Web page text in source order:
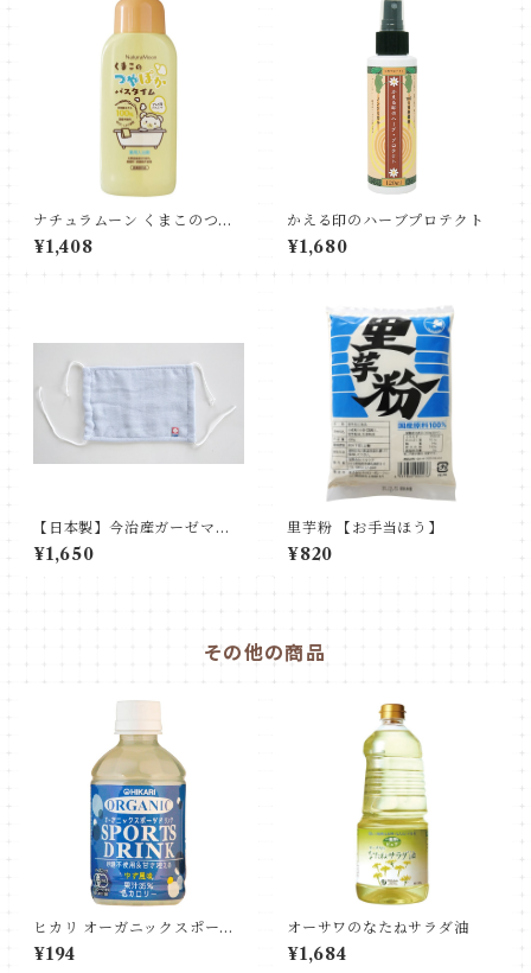
ナチュラムーン くまこのつや
ぽかバスタイム（薬用入浴
剤）
¥1,408
かえる印のハーブプロテクト
¥1,680
【日本製】今治産ガーゼマス
ク 3層構造ガーゼマスク 3
枚セット
¥1,650
里芋粉 【お手当ほう】
¥820
その他の商品
ヒカリ オーガニックスポーツ
ドリンク（ゆず風味）ペット
ボトル
¥194
オーサワのなたねサラダ油
¥1,684